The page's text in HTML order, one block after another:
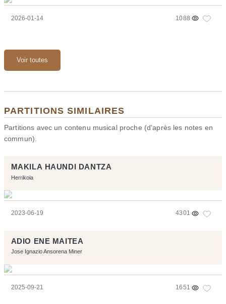
2026-01-14 1088
Voir toutes
PARTITIONS SIMILAIRES
Partitions avec un contenu musical proche (d'après les notes en
commun).
MAKILA HAUNDI DANTZA
Herrikoia
2023-06-19 4301
ADIO ENE MAITEA
Jose Ignazio Ansorena Miner
2025-09-21 1651